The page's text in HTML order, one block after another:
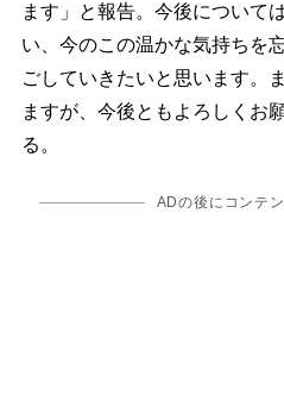
ます」と報告。今後について
い、今のこの温かな気持ちを
ごしていきたいと思います。
ますが、今後ともよろしくお
る。
ADの後にコンテ